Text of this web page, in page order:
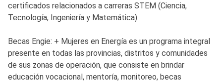
certificados relacionados a carreras STEM (Ciencia,
Tecnología, Ingeniería y Matemática).
Becas Engie: + Mujeres en Energía es un programa integral
presente en todas las provincias, distritos y comunidades
de sus zonas de operación, que consiste en brindar
educación vocacional, mentoría, monitoreo, becas